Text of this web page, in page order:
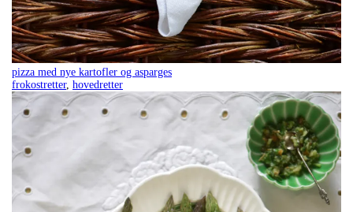
pizza med nye kartofler og asparges
frokostretter, hovedretter